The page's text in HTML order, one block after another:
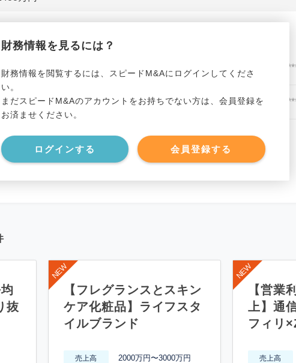
財務情報を見るには？
財務情報を閲覧するには、スピードM&Aにログインしてくださ
い。
まだスピードM&Aのアカウントをお持ちでない方は、会員登録を
お済ませください。
ログインする 会員登録する
事業資産
事業負債
抜
【フレグランスとスキン
ケア化粧品】ライフスタ
イルブランド
売上高 2000万円〜3000万円
【営業
上】通
フィリ
売上高